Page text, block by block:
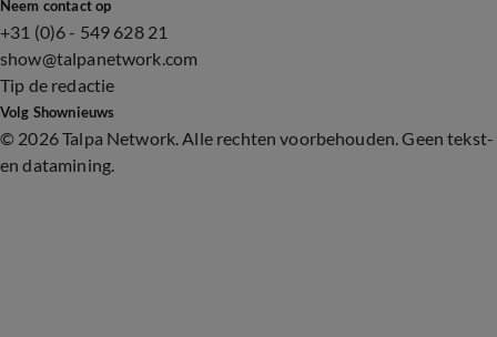
Neem contact op
+31 (0)6 - 549 628 21
show@talpanetwork.com
Tip de redactie
Volg Shownieuws
© 2026 Talpa Network. Alle rechten voorbehouden. Geen tekst-
en datamining.